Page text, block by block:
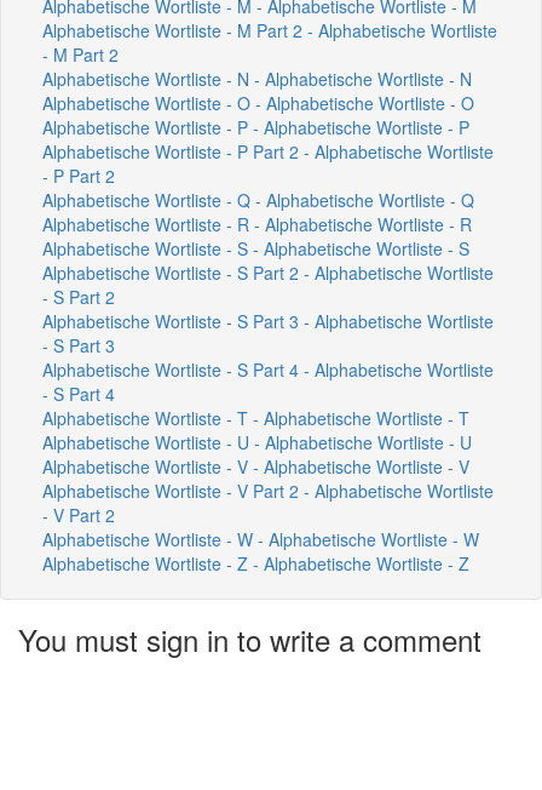
Alphabetische Wortliste - M - Alphabetische Wortliste - M
Alphabetische Wortliste - M Part 2 - Alphabetische Wortliste
- M Part 2
Alphabetische Wortliste - N - Alphabetische Wortliste - N
Alphabetische Wortliste - O - Alphabetische Wortliste - O
Alphabetische Wortliste - P - Alphabetische Wortliste - P
Alphabetische Wortliste - P Part 2 - Alphabetische Wortliste
- P Part 2
Alphabetische Wortliste - Q - Alphabetische Wortliste - Q
Alphabetische Wortliste - R - Alphabetische Wortliste - R
Alphabetische Wortliste - S - Alphabetische Wortliste - S
Alphabetische Wortliste - S Part 2 - Alphabetische Wortliste
- S Part 2
Alphabetische Wortliste - S Part 3 - Alphabetische Wortliste
- S Part 3
Alphabetische Wortliste - S Part 4 - Alphabetische Wortliste
- S Part 4
Alphabetische Wortliste - T - Alphabetische Wortliste - T
Alphabetische Wortliste - U - Alphabetische Wortliste - U
Alphabetische Wortliste - V - Alphabetische Wortliste - V
Alphabetische Wortliste - V Part 2 - Alphabetische Wortliste
- V Part 2
Alphabetische Wortliste - W - Alphabetische Wortliste - W
Alphabetische Wortliste - Z - Alphabetische Wortliste - Z
You must sign in to write a comment